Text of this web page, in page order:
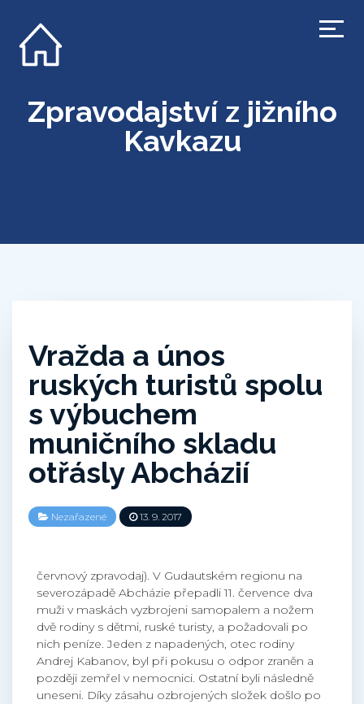
Zpravodajství z jižního
Kavkazu
Vražda a únos
ruských turistů spolu
s výbuchem
muničního skladu
otřásly Abcházií
Nezařazené 13. 9. 2017
červnový zpravodaj). V Gudautském regionu na
severozápadě Abcházie přepadli 11. července dva
muži v maskách vyzbrojeni samopalem a nožem
dvě rodiny s dětmi, ruské turisty, a požadovali po
nich peníze. Jeden z napadených, otec rodiny
Andrej Kabanov, byl při pokusu o odpor zraněn a
později zemřel v nemocnici. Ostatní byli následně
uneseni. Díky zásahu ozbrojených složek došlo po